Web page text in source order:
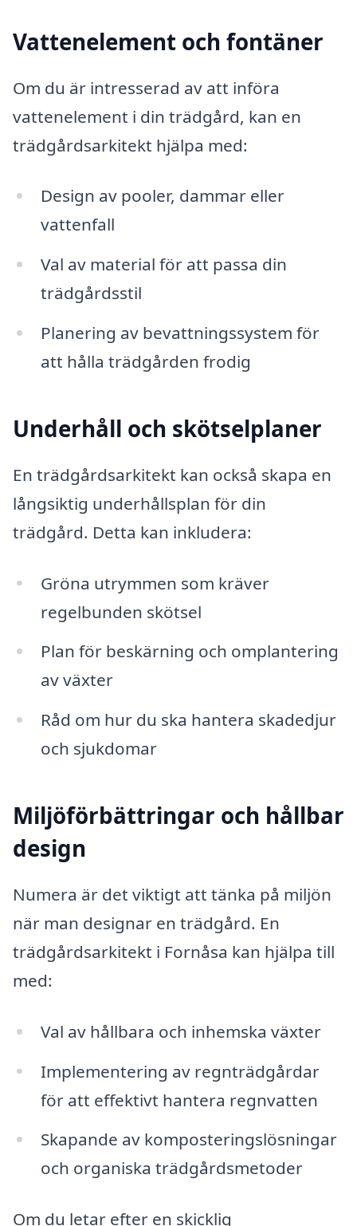
Vattenelement och fontäner
Om du är intresserad av att införa
vattenelement i din trädgård, kan en
trädgårdsarkitekt hjälpa med:
Design av pooler, dammar eller
vattenfall
Val av material för att passa din
trädgårdsstil
Planering av bevattningssystem för
att hålla trädgården frodig
Underhåll och skötselplaner
En trädgårdsarkitekt kan också skapa en
långsiktig underhållsplan för din
trädgård. Detta kan inkludera:
Gröna utrymmen som kräver
regelbunden skötsel
Plan för beskärning och omplantering
av växter
Råd om hur du ska hantera skadedjur
och sjukdomar
Miljöförbättringar och hållbar
design
Numera är det viktigt att tänka på miljön
när man designar en trädgård. En
trädgårdsarkitekt i Fornåsa kan hjälpa till
med:
Val av hållbara och inhemska växter
Implementering av regnträdgårdar
för att effektivt hantera regnvatten
Skapande av komposteringslösningar
och organiska trädgårdsmetoder
Om du letar efter en skicklig